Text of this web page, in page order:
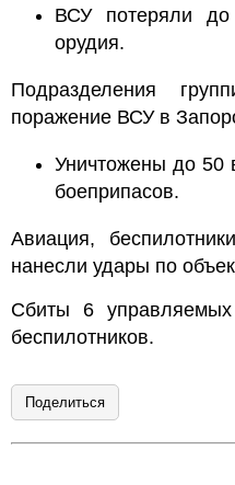
ВСУ потеряли до
орудия.
Подразделения
поражение ВСУ в
Уничтожены до 50
боеприпасов.
Авиация,
нанесли удары по
Сбиты 6
беспилотников.
Поделиться